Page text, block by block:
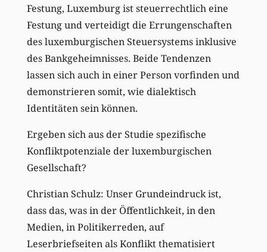
Festung, Luxemburg ist steuerrechtlich eine
Festung und verteidigt die Errungenschaften
des luxemburgischen Steuersystems inklusive
des Bankgeheimnisses. Beide Tendenzen
lassen sich auch in einer Person vorfinden und
demonstrieren somit, wie dialektisch
Identitäten sein können.
Ergeben sich aus der Studie spezifische
Konfliktpotenziale der luxemburgischen
Gesellschaft?
Christian Schulz: Unser Grundeindruck ist,
dass das, was in der Öffentlichkeit, in den
Medien, in Politikerreden, auf
Leserbriefseiten als Konflikt thematisiert